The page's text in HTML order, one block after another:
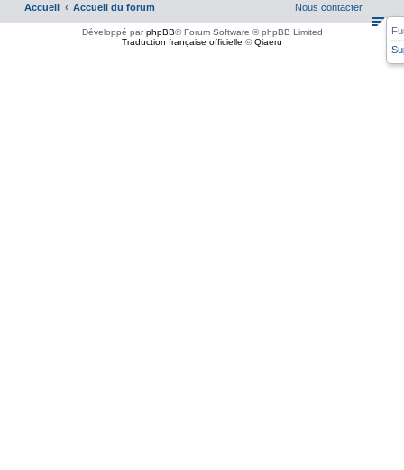
Accueil Accueil du forum Nous contacter
Développé parphpBB® Forum Software © phpBB Limited
Traduction française officielle ©Qiaeru